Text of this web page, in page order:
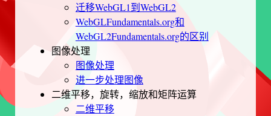
迁移WebGL1到WebGL2
WebGLFundamentals.org和
WebGL2Fundamentals.org的区别
图像处理
图像处理
进一步处理图像
二维平移，旋转，缩放和矩阵运算
二维平移